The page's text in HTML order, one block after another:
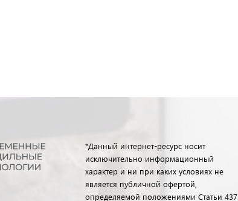
*Данный интернет-ресурс носит
исключительно информационный
характер и ни при каких условиях не
является публичной офертой,
определяемой положениями Статьи 437